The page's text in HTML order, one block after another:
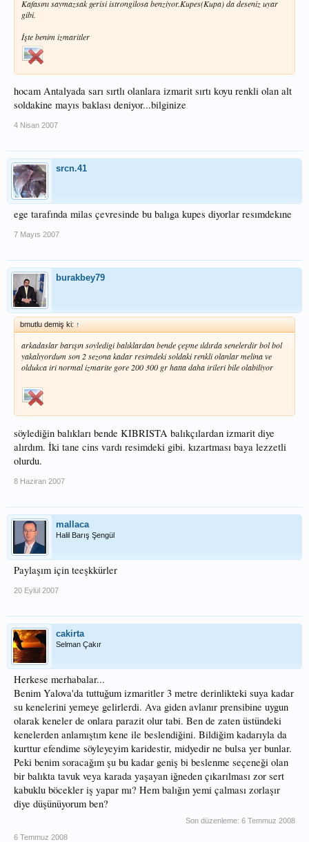
Kafasını saymazsak gerisi istrongilosa benziyor.Kupes(Kupa) da deseniz uyar
gibi.
İşte benim izmaritler
hocam Antalyada sarı sırtlı olanlara izmarit sırtı koyu renkli olan alt
soldakine mayıs baklası deniyor...bilginize
4 Nisan 2007
srcn.41
ege tarafında milas çevresinde bu balıga kupes diyorlar resımdekıne
7 Mayıs 2007
burakbey79
bmutlu demiş ki: ↑
arkadaslar barışın soyledigi balıklardan bende çeşme ıldırda senelerdir bol bol
yakalıyordum son 2 sezona kadar resimdeki soldaki renkli olanlar melina ve
oldukca iri normal izmarite gore 200 300 gr hatta daha irileri bile olabiliyor
söylediğin balıkları bende KIBRISTA balıkçılardan izmarit diye
alırdım. İki tane cins vardı resimdeki gibi. kızartması baya lezzetli
olurdu.
8 Haziran 2007
mallaca
Halil Barış Şengül
Paylaşım için teeşkkürler
20 Eylül 2007
cakirta
Selman Çakır
Herkese merhabalar...
Benim Yalova'da tuttuğum izmaritler 3 metre derinlikteki suya kadar
su kenelerini yemeye gelirlerdi. Ava giden avlanır prensibine uygun
olarak keneler de onlara parazit olur tabi. Ben de zaten üstündeki
kenelerden anlamıştım kene ile beslendiğini. Bildiğim kadarıyla da
kurttur efendime söyleyeyim karidestir, midyedir ne bulsa yer bunlar.
Peki benim soracağım şu bu kadar geniş bi beslenme seçeneği olan
bir balıkta tavuk veya karada yaşayan iğneden çıkarılması zor sert
kabuklu böcekler iş yapar mı? Hem balığın yemi çalması zorlaşır
diye düşünüyorum ben?
Son düzenleme: 6 Temmuz 2008
6 Temmuz 2008